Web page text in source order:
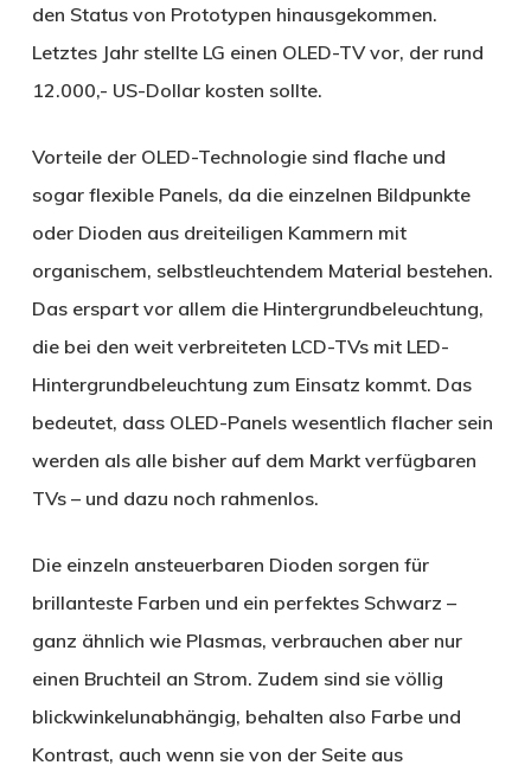
den Status von Prototypen hinausgekommen.
Letztes Jahr stellte LG einen OLED-TV vor, der rund
12.000,- US-Dollar kosten sollte.
Vorteile der OLED-Technologie sind flache und
sogar flexible Panels, da die einzelnen Bildpunkte
oder Dioden aus dreiteiligen Kammern mit
organischem, selbstleuchtendem Material bestehen.
Das erspart vor allem die Hintergrundbeleuchtung,
die bei den weit verbreiteten LCD-TVs mit LED-
Hintergrundbeleuchtung zum Einsatz kommt. Das
bedeutet, dass OLED-Panels wesentlich flacher sein
werden als alle bisher auf dem Markt verfügbaren
TVs – und dazu noch rahmenlos.
Die einzeln ansteuerbaren Dioden sorgen für
brillanteste Farben und ein perfektes Schwarz –
ganz ähnlich wie Plasmas, verbrauchen aber nur
einen Bruchteil an Strom. Zudem sind sie völlig
blickwinkelunabhängig, behalten also Farbe und
Kontrast, auch wenn sie von der Seite aus